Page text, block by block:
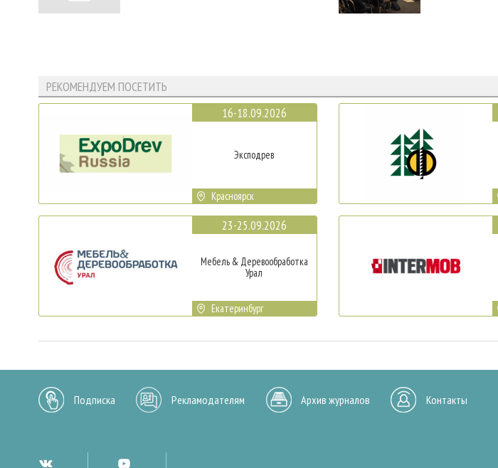
РЕКОМЕНДУЕМ ПОСЕТИТЬ
16-18.09.2026
Эксподрев
Красноярск
23-25.09.2026
Мебель & Деревообработка
Урал
Екатеринбург
Подписка Рекламодателям Архив журналов Контакты